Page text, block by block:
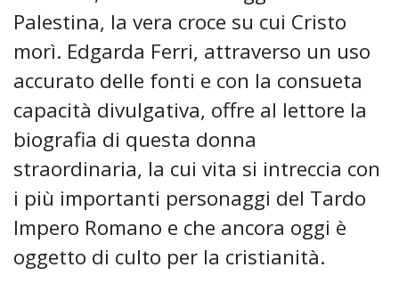
Palestina, la vera croce su cui Cristo
morì. Edgarda Ferri, attraverso un uso
accurato delle fonti e con la consueta
capacità divulgativa, offre al lettore la
biografia di questa donna
straordinaria, la cui vita si intreccia con
i più importanti personaggi del Tardo
Impero Romano e che ancora oggi è
oggetto di culto per la cristianità.